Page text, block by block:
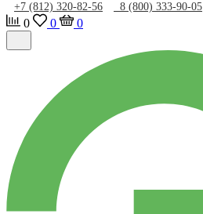
+7 (812) 320-82-56 8 (800) 333-90-05
0 0 0